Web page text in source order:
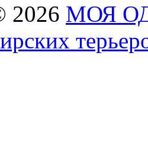
2026 МОЯ